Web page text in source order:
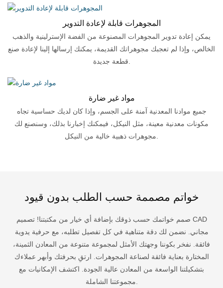
المجوهرات قابلة لإعادة التدوير
يمكن إعادة تدوير المجوهرات المصنوعة من الفضة الإسترلينية والذهب
الخالص، وإذا لم تعجبك مجوهراتك القديمة، يمكنك إرسالها إلينا لإعادة صنع
قطعة جديدة.
مواد غير ضارة
جميع موادنا المعدنية آمنة على الجسم، وإذا كان لديك حساسية تجاه
مكونات معدنية معينة، مثل النيكل، فيمكنك إخبارنا بذلك، وسنصنع لك
مجوهرات ذهبية خالية من النيكل.
خواتم مصممة حسب الطلب بدون قيود
صمم خواتمك حسب ذوقك بإضافة أي خيار من مكتبتنا! تصميم CAD
مجاني. نضمن لك دقة متناهية في كل تفصيل تطلبه، مع حرفية يدوية
فائقة.
نفخر بكوننا وجهتك الأمثل لمجموعة متنوعة من المعادن الثمينة،
المختارة بعناية فائقة لصناعة المجوهرات. ارتقِ بحرفتك وأبهر عملاءك
بتشكيلتنا الواسعة من المعادن عالية الجودة. اكتشف الإمكانيات مع